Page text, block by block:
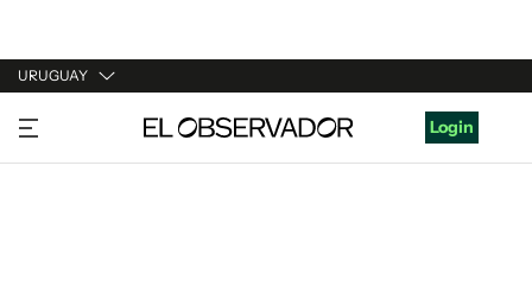
URUGUAY
URUGUAY
ARGENTINA
Login